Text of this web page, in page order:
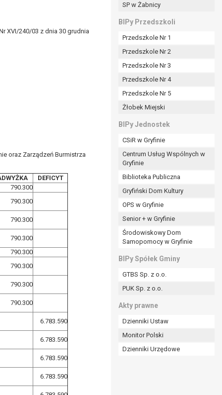
XVI/240/03 z dnia 30 grudnia
oraz Zarządzeń Burmistrza
DEFICYT
790.300
790.300
790.300
790.300
790.300
790.300
790.300
790.300
6.783.590
6.783.590
6.783.590
6.783.590
SP w Żabnicy
BIPy Przedszkoli
Przedszkole Nr 1
Przedszkole Nr 2
Przedszkole Nr 3
Przedszkole Nr 4
Przedszkole Nr 5
Żłobek Miejski
BIPy Jednostek
CSiR w Gryfinie
Centrum Usług Wspólnych w
Gryfinie
Biblioteka Publiczna
Gryfiński Dom Kultury
OPS w Gryfinie
Senior + w Gryfinie
Środowiskowy Dom
Samopomocy w Gryfinie
BIPy Spółek Gminy
GTBS Sp. z o.o.
PUK Sp. z o.o.
Akty prawne
Dzienniki Ustaw
Monitor Polski
Dzienniki Urzędowe
danych i nie ma innej podstawy prawnej
sprawdzić prawidłowość tych danych,
w zamian ich ograniczenia,
obrony lub dochodzenia roszczeń,
podstawy po stronie administratora są
wyrażonej przez tą osobę,
podstawą prawną jest:
władzy publicznej powierzonej
lub przez stronę trzecią.
tych danych osobowych, chyba że wykaże
której dane dotyczą, lub podstaw do
(art. 6 ust. 1 lit a RODO), przysługuje Pani/Panu
na podstawie zgody przed jej cofnięciem.
osobowych przez administratora.
ustawowym lub umownym.